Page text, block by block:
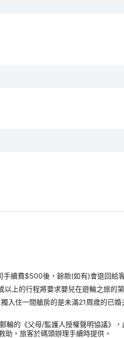
續費$500後，餘款(如有)會退回給
上的行程將要求嬰兒在遊輪之旅的
入住一間艙房的是未滿21周歲的已
的《父母/監護人授權聲明協議》
。旅客於碼頭辦理手續時提供。